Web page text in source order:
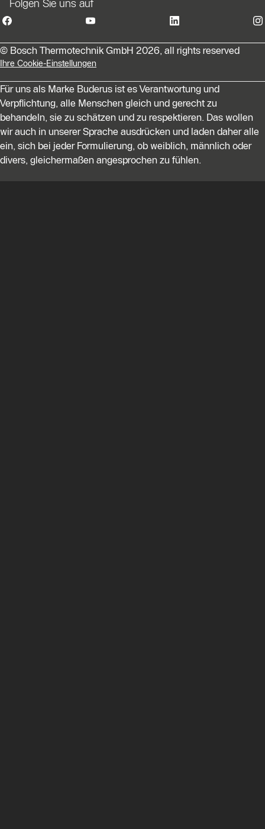
Folgen Sie uns auf
© Bosch Thermotechnik GmbH 2026, all rights reserved
Ihre Cookie-Einstellungen
Für uns als Marke Buderus ist es Verantwortung und
Verpflichtung, alle Menschen gleich und gerecht zu
behandeln, sie zu schätzen und zu respektieren. Das wollen
wir auch in unserer Sprache ausdrücken und laden daher alle
ein, sich bei jeder Formulierung, ob weiblich, männlich oder
divers, gleichermaßen angesprochen zu fühlen.